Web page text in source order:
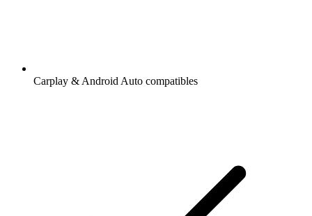
Carplay & Android Auto compatibles